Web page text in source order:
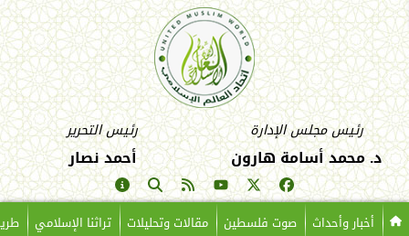
رئيس مجلس الإدارة
د. محمد أسامة هارون
رئيس التحرير
أحمد نصار
أخبار وأحداث صوت فلسطين مقالات وتحليلات تراثنا الإسلامي